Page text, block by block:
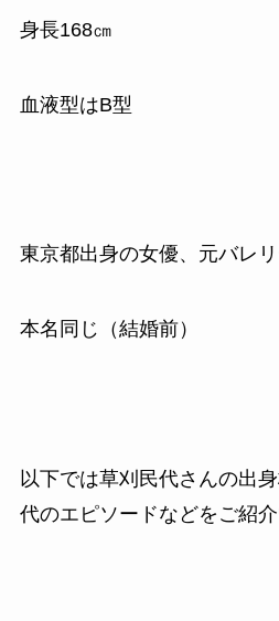
身長168㎝
血液型はB型
東京都出身の女優、元バレ
本名同じ（結婚前）
以下では草刈民代さんの出
代のエピソードなどをご紹